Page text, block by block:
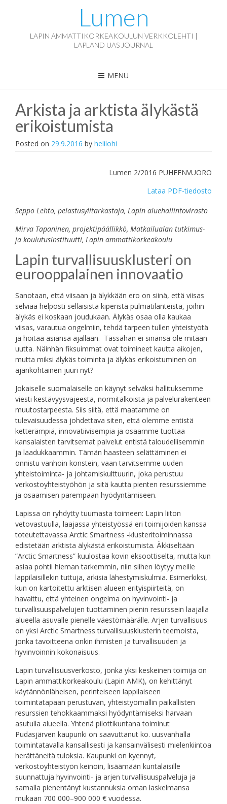
Lumen
LAPIN AMMATTIKORKEAKOULUN VERKKOLEHTI |
LAPLAND UAS JOURNAL
MENU
Arkista ja arktista älykästä
erikoistumista
Posted on 29.9.2016 by helilohi
Lumen 2/2016 PUHEENVUORO
Lataa PDF-tiedosto
Seppo Lehto, pelastusylitarkastaja, Lapin aluehallintovirasto
Mirva Tapaninen, projektipäällikkö, Matkailualan tutkimus-
ja koulutusinstituutti, Lapin ammattikorkeakoulu
Lapin turvallisuusklusteri on
eurooppalainen innovaatio
Sanotaan, että viisaan ja älykkään ero on siinä, että viisas
selviää helposti sellaisista kiperistä pulmatilanteista, joihin
älykäs ei koskaan joudukaan. Älykäs osaa olla kaukaa
viisas, varautua ongelmiin, tehdä tarpeen tullen yhteistyötä
ja hoitaa asiansa ajallaan. Tässähän ei sinänsä ole mitään
uutta. Näinhän fiksuimmat ovat toimineet kautta aikojen,
mutta miksi älykäs toiminta ja älykäs erikoistuminen on
ajankohtainen juuri nyt?
Jokaiselle suomalaiselle on käynyt selväksi hallituksemme
viesti kestävyysvajeesta, normitalkoista ja palvelurakenteen
muutostarpeesta. Siis siitä, että maatamme on
tulevaisuudessa johdettava siten, että olemme entistä
ketterämpiä, innovatiivisempia ja osaamme tuottaa
kansalaisten tarvitsemat palvelut entistä taloudellisemmin
ja laadukkaammin. Tämän haasteen selättäminen ei
onnistu vanhoin konstein, vaan tarvitsemme uuden
yhteistoiminta- ja johtamiskulttuurin, joka perustuu
verkostoyhteistyöhön ja sitä kautta pienten resurssiemme
ja osaamisen parempaan hyödyntämiseen.
Lapissa on ryhdytty tuumasta toimeen: Lapin liiton
vetovastuulla, laajassa yhteistyössä eri toimijoiden kanssa
toteutettavassa Arctic Smartness -klusteritoiminnassa
edistetään arktista älykästä erikoistumista. Äkkiseltään
”Arctic Smartness” kuulostaa kovin eksoottiselta, mutta kun
asiaa pohtii hieman tarkemmin, niin siihen löytyy meille
lappilaisillekin tuttuja, arkisia lähestymiskulmia. Esimerkiksi,
kun on kartoitettu arktisen alueen erityispiirteitä, on
havaittu, että yhteinen ongelma on hyvinvointi- ja
turvallisuuspalvelujen tuottaminen pienin resurssein laajalla
alueella asuvalle pienelle väestömäärälle. Arjen turvallisuus
on yksi Arctic Smartness turvallisuusklusterin teemoista,
jonka tavoitteena onkin ihmisten ja turvallisuuden ja
hyvinvoinnin kokonaisuus.
Lapin turvallisuusverkosto, jonka yksi keskeinen toimija on
Lapin ammattikorkeakoulu (Lapin AMK), on kehittänyt
käytännönläheisen, perinteiseen lappilaiseen
toimintatapaan perustuvan, yhteistyömallin paikallisten
resurssien tehokkaammaksi hyödyntämiseksi harvaan
asutulla alueella. Yhtenä pilottikuntana toiminut
Pudasjärven kaupunki on saavuttanut ko. uusvanhalla
toimintatavalla kansallisesti ja kansainvälisesti mielenkiintoa
herättäneitä tuloksia. Kaupunki on kyennyt,
verkostoyhteistyön keinoin, lisäämään kuntalaisille
suunnattuja hyvinvointi- ja arjen turvallisuuspalveluja ja
samalla pienentänyt kustannuksia oman laskelmansa
mukaan 700 000–900 000 € vuodessa.